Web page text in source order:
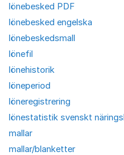
lönebesked PDF
lönebesked engelska
lönebeskedsmall
lönefil
lönehistorik
löneperiod
löneregistrering
lönestatistik svenskt
mallar
mallar/blanketter